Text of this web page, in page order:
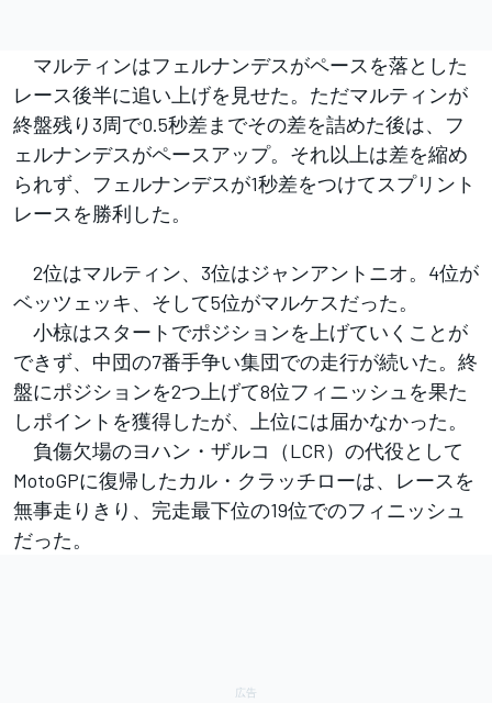
マルティンはフェルナンデスがペースを落とした
レース後半に追い上げを見せた。ただマルティンが
終盤残り3周で0.5秒差までその差を詰めた後は、フ
ェルナンデスがペースアップ。それ以上は差を縮め
られず、フェルナンデスが1秒差をつけてスプリント
レースを勝利した。
2位はマルティン、3位はジャンアントニオ。4位が
ベッツェッキ、そして5位がマルケスだった。
小椋はスタートでポジションを上げていくことが
できず、中団の7番手争い集団での走行が続いた。終
盤にポジションを2つ上げて8位フィニッシュを果た
しポイントを獲得したが、上位には届かなかった。
負傷欠場のヨハン・ザルコ（LCR）の代役として
MotoGPに復帰したカル・クラッチローは、レースを
無事走りきり、完走最下位の19位でのフィニッシュ
だった。